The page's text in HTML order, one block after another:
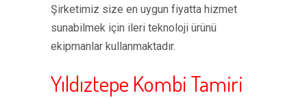
Şirketimiz size en uygun fiyatta hizmet
sunabilmek için ileri teknoloji ürünü
ekipmanlar kullanmaktadır.
Yıldıztepe Kombi Tamiri